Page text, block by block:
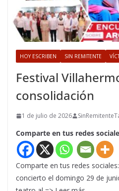
HOY ESCRIBEN SIN REMITENTE
Festival
consolidación
1 de julio de 2026
Comparte en tus redes
Comparte en tus redes
concierto el domingo 29 de